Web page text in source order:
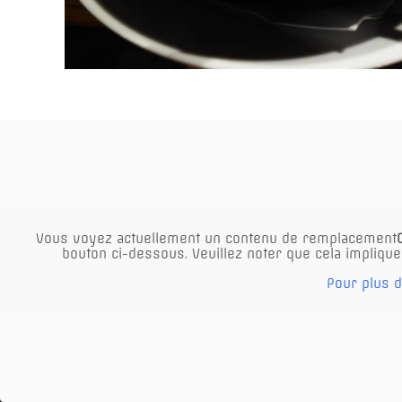
-
parking
Vous voyez actuellement un contenu de remplacement
bouton ci-dessous. Veuillez noter que cela
Pour plus